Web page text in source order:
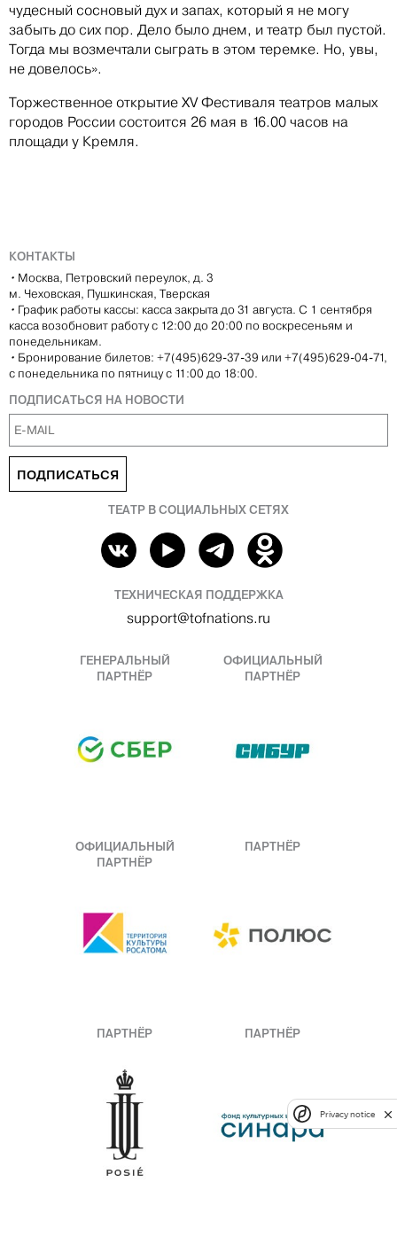
чудесный сосновый дух и запах, который я не могу
забыть до сих пор. Дело было днем, и театр был пустой.
Тогда мы возмечтали сыграть в этом теремке. Но, увы,
не довелось».
Торжественное открытие XV Фестиваля театров малых
городов России состоится 26 мая в 16.00 часов на
площади у Кремля.
КОНТАКТЫ
• Москва, Петровский переулок, д. 3
м. Чеховская, Пушкинская, Тверская
• График работы кассы: касса закрыта до 31 августа. С 1 сентября
касса возобновит работу с 12:00 до 20:00 по воскресеньям и
понедельникам.
• Бронирование билетов: +7(495)629-37-39 или +7(495)629-04-71,
с понедельника по пятницу с 11:00 до 18:00.
ПОДПИСАТЬСЯ НА НОВОСТИ
ПОДПИСАТЬСЯ
ТЕАТР В СОЦИАЛЬНЫХ СЕТЯХ
ТЕХНИЧЕСКАЯ ПОДДЕРЖКА
support@tofnations.ru
ГЕНЕРАЛЬНЫЙ
ПАРТНЁР
ОФИЦИАЛЬНЫЙ
ПАРТНЁР
ОФИЦИАЛЬНЫЙ
ПАРТНЁР
ПАРТНЁР
ПАРТНЁР ПАРТНЁР
Privacy notice